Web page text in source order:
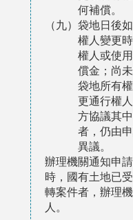
何補償。
（九）袋地日後
權人變更
權人或使
償金；尚
袋地所有
更通行權
方協議其
者，仍由
異議。
辦理機關通知申
時，國有土地已
轉案件者，辦理
人。